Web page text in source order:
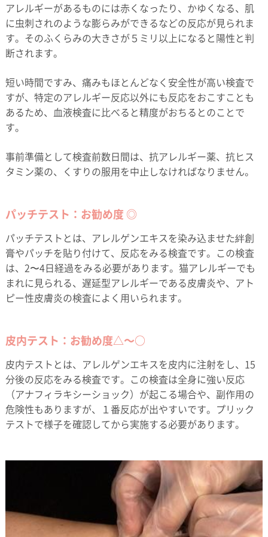
アレルギーがあるものには赤くなったり、かゆくなる、肌
に虫刺されのような膨らみができるなどの反応が見られま
す。そのふくらみの大きさが５ミリ以上になると陽性と判
断されます。
短い時間ですみ、痛みもほとんどなく安全性が高い検査で
すが、特定のアレルギー反応以外にも反応をおこすことも
あるため、血液検査に比べると精度がおちるとのことで
す。
事前準備として検査前数日間は、抗アレルギー薬、抗ヒス
タミン薬の、くすりの服用を中止しなければなりません。
パッチテスト：お勧め度 ◎
パッチテストとは、アレルゲンエキスを染み込ませた絆創
膏やパッチを貼り付けて、反応をみる検査です。この検査
は、2〜4日経過をみる必要があります。猫アレルギーでも
まれに見られる、遅延型アレルギーである皮膚炎や、アト
ピー性皮膚炎の検査によく用いられます。
皮内テスト：お勧め度△～○
皮内テストとは、アレルゲンエキスを皮内に注射をし、15
分後の反応をみる検査です。この検査は全身に強い反応
（アナフィラキシーショック）が起こる場合や、副作用の
危険性もありますが、１番反応が出やすいです。プリック
テストで様子を確認してから実施する必要があります。